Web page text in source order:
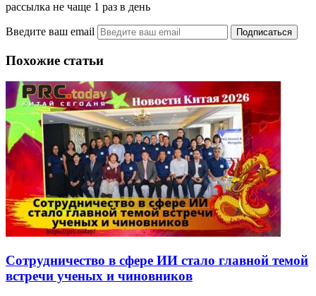
рассылка не чаще 1 раз в день
Введите ваш email
Похожие статьи
Сотрудничество в сфере ИИ стало главной темой
встречи ученых и чиновников